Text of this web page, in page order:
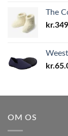
The
kr.
kr.
OM OS